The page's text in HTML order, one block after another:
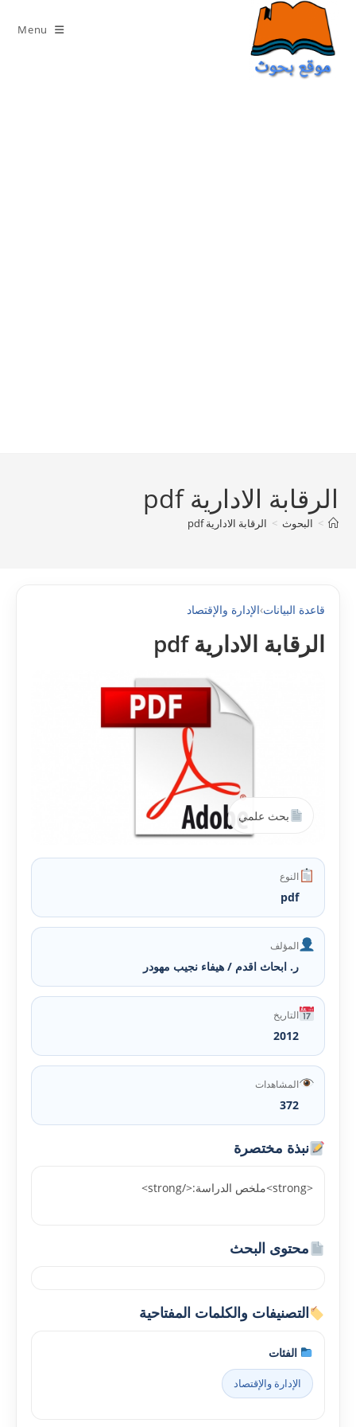
content
Menu
الرقابة الادارية pdf
> البحوث > الرقابة الادارية pdf
قاعدة البيانات›الإدارة والإقتصاد
الرقابة الادارية pdf
بحث علمي
النوع
pdf
المؤلف
ر. ابحاث اقدم / هيفاء نجيب مهودر
التاريخ
2012
المشاهدات
372
نبذة مختصرة
<strong>ملخص الدراسة:</strong>
محتوى البحث
التصنيفات والكلمات المفتاحية
الفئات
الإدارة والإقتصاد